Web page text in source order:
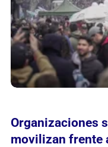
Organizaciones
movilizan frente